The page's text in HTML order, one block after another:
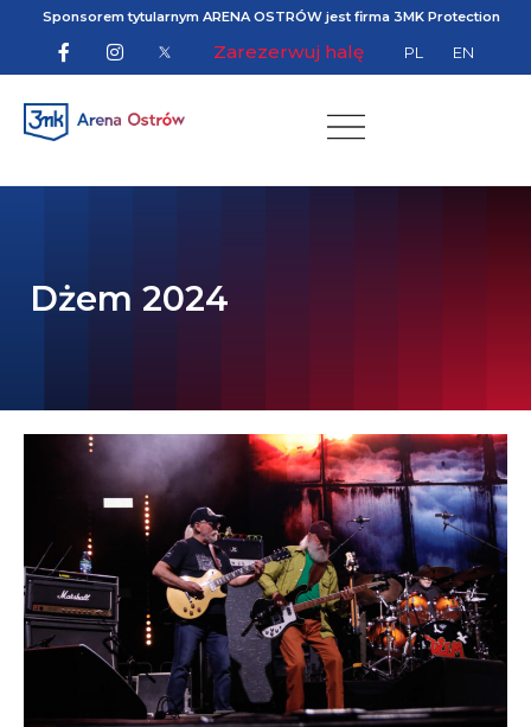
Sponsorem tytularnym ARENA OSTRÓW jest firma 3MK Protection
Zarezerwuj halę PL EN
Dżem 2024